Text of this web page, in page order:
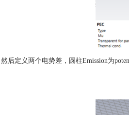
然后定义两个电势差，圆柱Emission为